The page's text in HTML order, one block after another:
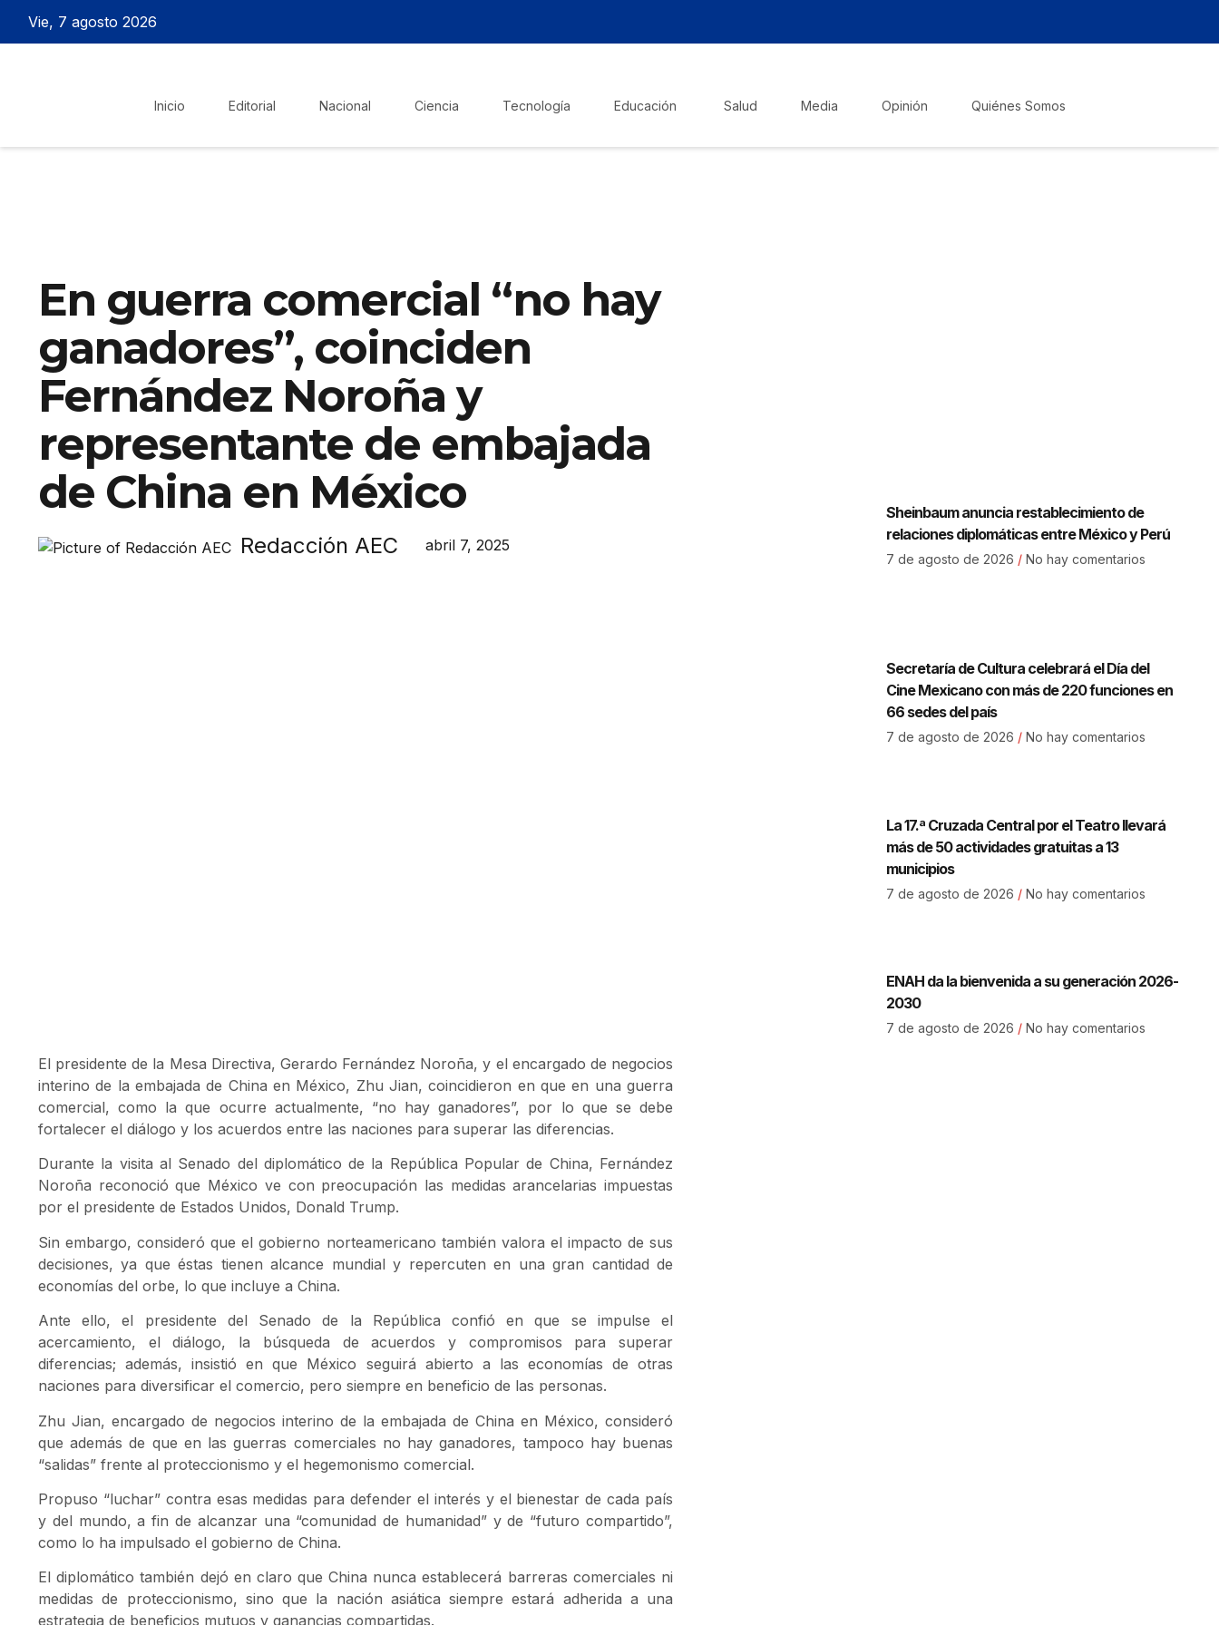
Vie, 7 agosto 2026
Inicio Editorial Nacional Ciencia Tecnología Educación Salud Media Opinión Quiénes Somos
En guerra comercial “no hay
ganadores”, coinciden
Fernández Noroña y
representante de embajada
de China en México
Redacción AEC abril 7, 2025
El presidente de la Mesa Directiva, Gerardo Fernández Noroña, y el encargado de negocios
interino de la embajada de China en México, Zhu Jian, coincidieron en que en una guerra
comercial, como la que ocurre actualmente, “no hay ganadores”, por lo que se debe
fortalecer el diálogo y los acuerdos entre las naciones para superar las diferencias.
Durante la visita al Senado del diplomático de la República Popular de China, Fernández
Noroña reconoció que México ve con preocupación las medidas arancelarias impuestas
por el presidente de Estados Unidos, Donald Trump.
Sin embargo, consideró que el gobierno norteamericano también valora el impacto de sus
decisiones, ya que éstas tienen alcance mundial y repercuten en una gran cantidad de
economías del orbe, lo que incluye a China.
Ante ello, el presidente del Senado de la República confió en que se impulse el
acercamiento, el diálogo, la búsqueda de acuerdos y compromisos para superar
diferencias; además, insistió en que México seguirá abierto a las economías de otras
naciones para diversificar el comercio, pero siempre en beneficio de las personas.
Zhu Jian, encargado de negocios interino de la embajada de China en México, consideró
que además de que en las guerras comerciales no hay ganadores, tampoco hay buenas
“salidas” frente al proteccionismo y el hegemonismo comercial.
Propuso “luchar” contra esas medidas para defender el interés y el bienestar de cada país
y del mundo, a fin de alcanzar una “comunidad de humanidad” y de “futuro compartido”,
como lo ha impulsado el gobierno de China.
El diplomático también dejó en claro que China nunca establecerá barreras comerciales ni
medidas de proteccionismo, sino que la nación asiática siempre estará adherida a una
estrategia de beneficios mutuos y ganancias compartidas.
Sheinbaum anuncia restablecimiento de
relaciones diplomáticas entre México y Perú
7 de agosto de 2026 No hay comentarios
Secretaría de Cultura celebrará el Día del
Cine Mexicano con más de 220 funciones en
66 sedes del país
7 de agosto de 2026 No hay comentarios
La 17.ª Cruzada Central por el Teatro llevará
más de 50 actividades gratuitas a 13
municipios
7 de agosto de 2026 No hay comentarios
ENAH da la bienvenida a su generación 2026-
2030
7 de agosto de 2026 No hay comentarios